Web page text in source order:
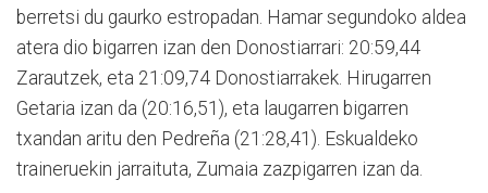
berretsi du gaurko estropadan. Hamar segundoko aldea
atera dio bigarren izan den Donostiarrari: 20:59,44
Zarautzek, eta 21:09,74 Donostiarrakek. Hirugarren
Getaria izan da (20:16,51), eta laugarren bigarren
txandan aritu den Pedreña (21:28,41). Eskualdeko
traineruekin jarraituta, Zumaia zazpigarren izan da.